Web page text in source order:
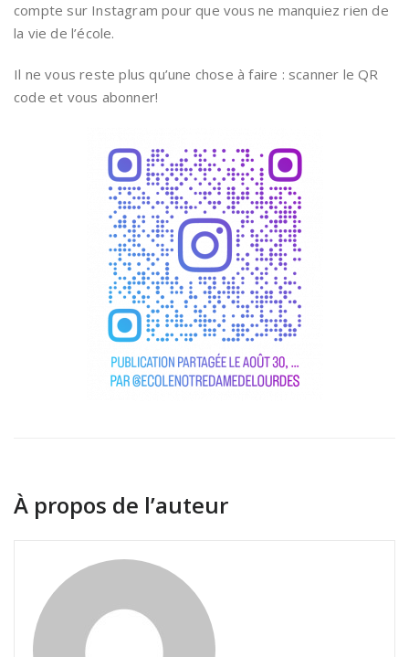
compte sur Instagram pour que vous ne manquiez rien de
la vie de l’école.
Il ne vous reste plus qu’une chose à faire : scanner le QR
code et vous abonner!
À propos de l’auteur